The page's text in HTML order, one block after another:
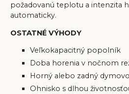
požadovanú teplotu a intenzita
automaticky.
OSTATNÉ VÝHODY
Veľkokapacitný popolník
Doba horenia v nočnom
Horný alebo zadný
Ohnisko s dlhou